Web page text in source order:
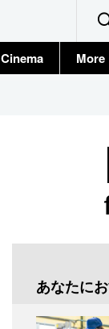
Cinema More
あなたに